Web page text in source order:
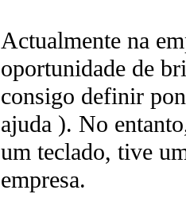
Actualmente na
oportunidade de
consigo definir
ajuda ). No
um teclado, tive
empresa.